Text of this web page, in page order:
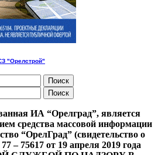
"Орелстрой"
ИА “Орелград”, является
средства массовой информации
“ОрелГрад” (свидетельство о
– 75617 от 19 апреля 2019 года